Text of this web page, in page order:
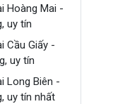
Hoàng Mai -
uy tín
Cầu Giấy -
uy tín
Long Biên -
uy tín nhất